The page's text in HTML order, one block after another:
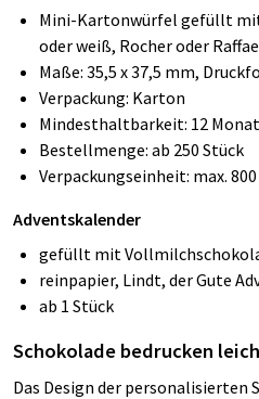
Mini-Kartonwürfel gefüllt
oder weiß, Rocher oder
Maße: 35,5 x 37,5 mm,
Verpackung: Karton
Mindesthaltbarkeit: 12
Bestellmenge: ab 250 Stück
Verpackungseinheit: max.
Adventskalender
gefüllt mit
reinpapier, Lindt, der Gute
ab 1 Stück
Schokolade bedrucken
Das Design der